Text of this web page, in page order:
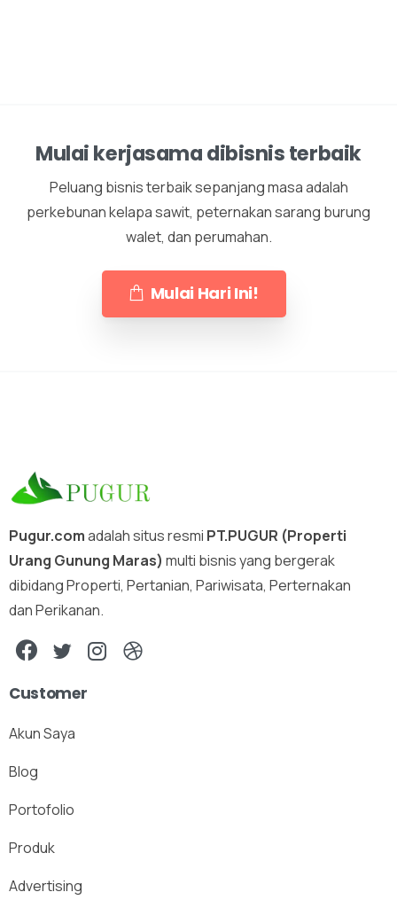
Mulai kerjasama dibisnis terbaik
Peluang bisnis terbaik sepanjang masa adalah
perkebunan kelapa sawit, peternakan sarang burung
walet, dan perumahan.
Mulai Hari Ini!
Pugur.comadalah situs resmi PT.PUGUR (Properti
Urang Gunung Maras) multi bisnis yang bergerak
dibidang Properti, Pertanian, Pariwisata, Perternakan
dan Perikanan.
Customer
Akun Saya
Blog
Portofolio
Produk
Advertising